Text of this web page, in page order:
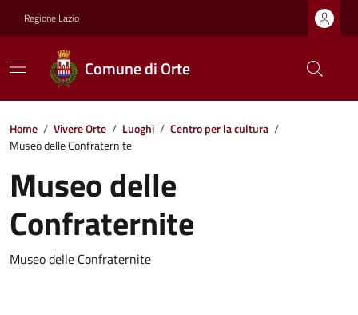
Regione Lazio
Comune di Orte
Home / Vivere Orte / Luoghi / Centro per la cultura /
Museo delle Confraternite
Museo delle
Confraternite
Museo delle Confraternite